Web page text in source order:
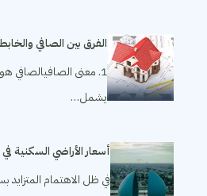
الفرق بين الصافي
1. معنى الصافيالصافي
يشمل…
أسعار الأراضي السكنية
في ظل الاهتمام المتزايد